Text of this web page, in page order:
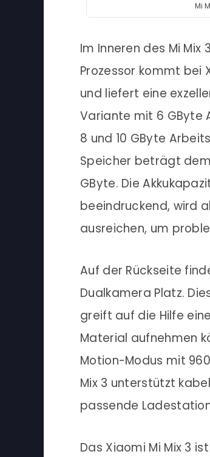
Mi
Im Inneren des Mi
Prozessor kommt bei
und liefert eine
Variante mit 6 GByte
8 und 10 GByte
Speicher beträgt
GByte. Die
beeindruckend, wird
ausreichen, um
Auf der Rückseite
Dualkamera Platz.
greift auf die Hilfe
Material aufnehmen
Motion-Modus mit
Mix 3 unterstützt
passende
Das Xiaomi Mi Mix 3